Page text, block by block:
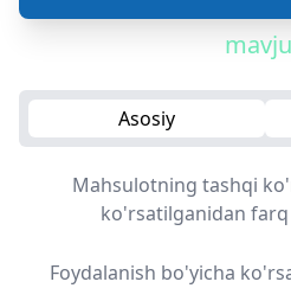
Asosiy
Mahsulotning tashqi
ko'rsatilganidan
Foydalanish bo'yicha